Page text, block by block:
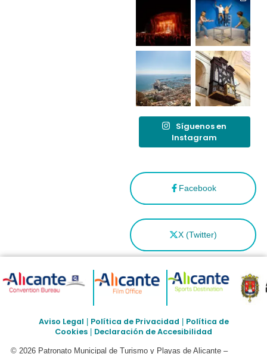
Facebook
X (Twitter)
Síguenos en
Instagram
Aviso Legal Política de Privacidad
Política de
Cookies
Declaración de Accesibilidad
© 2026 Patronato Municipal de Turismo y Playas de Alicante –